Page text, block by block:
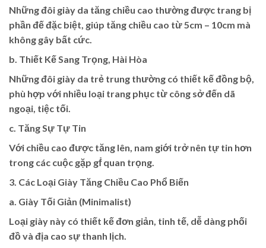
Những đôi giày da tăng chiều cao thường được trang bị
phần đế đặc biệt, giúp tăng chiều cao từ 5cm – 10cm mà
không gây bất cức.
b. Thiết Kế Sang Trọng, Hài Hòa
Những đôi giày da trẻ trung thường có thiết kế đồng bộ,
phù hợp với nhiều loại trang phục từ công sở đến dã
ngoại, tiệc tối.
c. Tăng Sự Tự Tin
Với chiều cao được tăng lên, nam giới trở nên tự tin hơn
trong các cuộc gặp gḟ quan trọng.
3. Các Loại Giày Tăng Chiều Cao Phổ Biến
a. Giày Tối Giản (Minimalist)
Loại giày này có thiết kế đơn giản, tinh tế, dễ dàng phối
đồ và địa cao sự thanh lịch.